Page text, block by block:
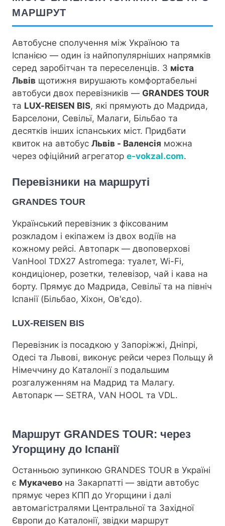
МАРШРУТ
Автобусне сполучення між Україною та
Іспанією — один із найпопулярніших напрямків
серед заробітчан та переселенців. З міста
Львів щотижня вирушають комфортабельні
автобуси двох перевізників — GRANDES TOUR
та LUX-REISEN BIS, які прямують до Мадрида,
Барселони, Севільї, Малаги, Більбао та
десятків інших іспанських міст. Придбати
квиток на автобус Львів - Валенсія можна
через офіційний агрегатор e-vokzal.com.
Перевізники на маршруті
GRANDES TOUR
Український перевізник з фіксованим
розкладом і екіпажем із двох водіїв на
кожному рейсі. Автопарк — двоповерхові
VanHool TDX27 Astromega: туалет, Wi-Fi,
кондиціонер, розетки, телевізор, чай і кава на
борту. Прямує до Мадрида, Севільї та на північ
Іспанії (Більбао, Хіхон, Ов'єдо).
LUX-REISEN BIS
Перевізник із посадкою у Запоріжжі, Дніпрі,
Одесі та Львові, виконує рейси через Польщу й
Німеччину до Каталонії з подальшим
розгалуженням на Мадрид та Малагу.
Автопарк — SETRA, VAN HOOL та VDL.
Маршрут GRANDES TOUR: через
Угорщину до Іспанії
Останньою зупинкою GRANDES TOUR в Україні
є Мукачево на Закарпатті — звідти автобус
прямує через КПП до Угорщини і далі
автомагістралями Центральної та Західної
Європи до Каталонії, звідки маршрут